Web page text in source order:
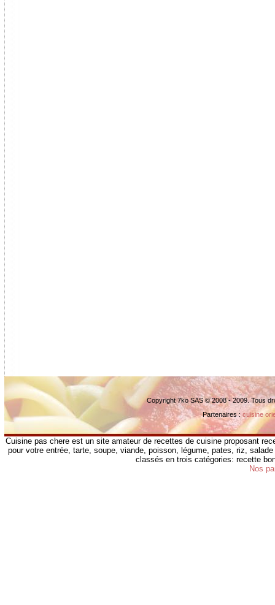
Copyright 7ko SAS © 2008 - 2009. Tous
Partenaires :cuisine
Cuisine pas chere est un site amateur de recettes de cuisine proposant
pour votre entrée, tarte, soupe, viande, poisson, légume, pates, riz,
classés en trois catégories: recette
Nos